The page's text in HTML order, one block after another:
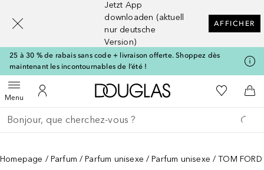
Jetzt App
downloaden (aktuell
nur deutsche
Version)
AFFICHER
25 à 30 % de rabais sans code + livraison offerte. Shoppez dès
maintenant les incontournables de l’été !
MenuOuvrir le menuVers Mon Compte
Vers l'accueil Douglas
Vers Ma
Retourner
Exécuter la recherche
Homepage Parfum Parfum unisexe Parfum unisexe TOM
[navigation.slideout.screenreader]